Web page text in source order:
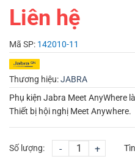
Liên hệ
Mã SP: 142010-11
Thương hiệu:JABRA
Phụ kiện Jabra Meet AnyWhere
Thiết bị hội nghị Meet Anywhere.
Số lượng: - +